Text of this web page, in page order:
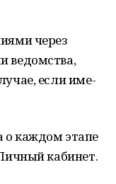
через
ве­домства,
если име­
каждом этапе
кабинет.